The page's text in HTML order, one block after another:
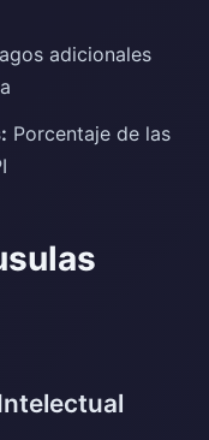
adicionales
Porcentaje de las